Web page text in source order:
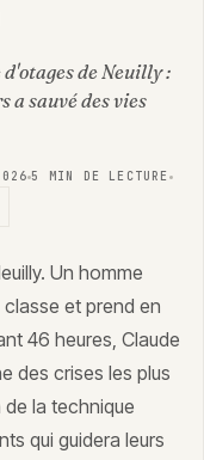
de Neuilly :
a sauvé des vies
5
MIN DE LECTURE
Un homme
et prend en
46 heures, Claude
des crises les plus
la technique
qui guidera leurs